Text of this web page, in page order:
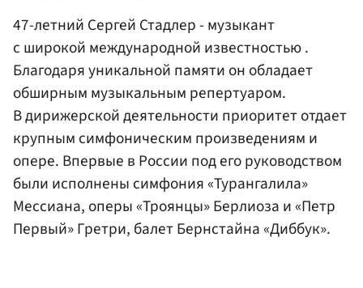
47-летний Сергей Стадлер - музыкант
с широкой международной известностью .
Благодаря уникальной памяти он обладает
обширным музыкальным репертуаром.
В дирижерской деятельности приоритет отдает
крупным симфоническим произведениям и
опере. Впервые в России под его руководством
были исполнены симфония «Турангалила»
Мессиана, оперы «Троянцы» Берлиоза и «Петр
Первый» Гретри, балет Бернстайна «Диббук».